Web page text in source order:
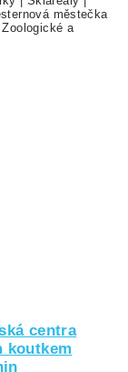
městečka
Zoologické a
centra
koutkem